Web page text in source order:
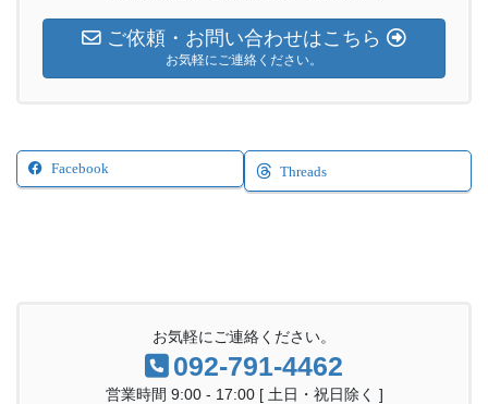
ご依頼・お問い合わせはこちら
お気軽にご連絡ください。
Facebook Threads
お気軽にご連絡ください。
092-791-4462
営業時間 9:00 - 17:00 [ 土日・祝日除く ]